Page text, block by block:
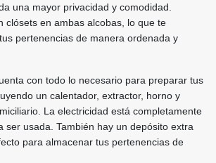
una mayor privacidad y comodidad.
clósets en ambas alcobas, lo que te
pertenencias de manera ordenada y
con todo lo necesario para preparar tus
un calentador, extractor, horno y
La electricidad está completamente
ser usada. También hay un depósito extra
para almacenar tus pertenencias de